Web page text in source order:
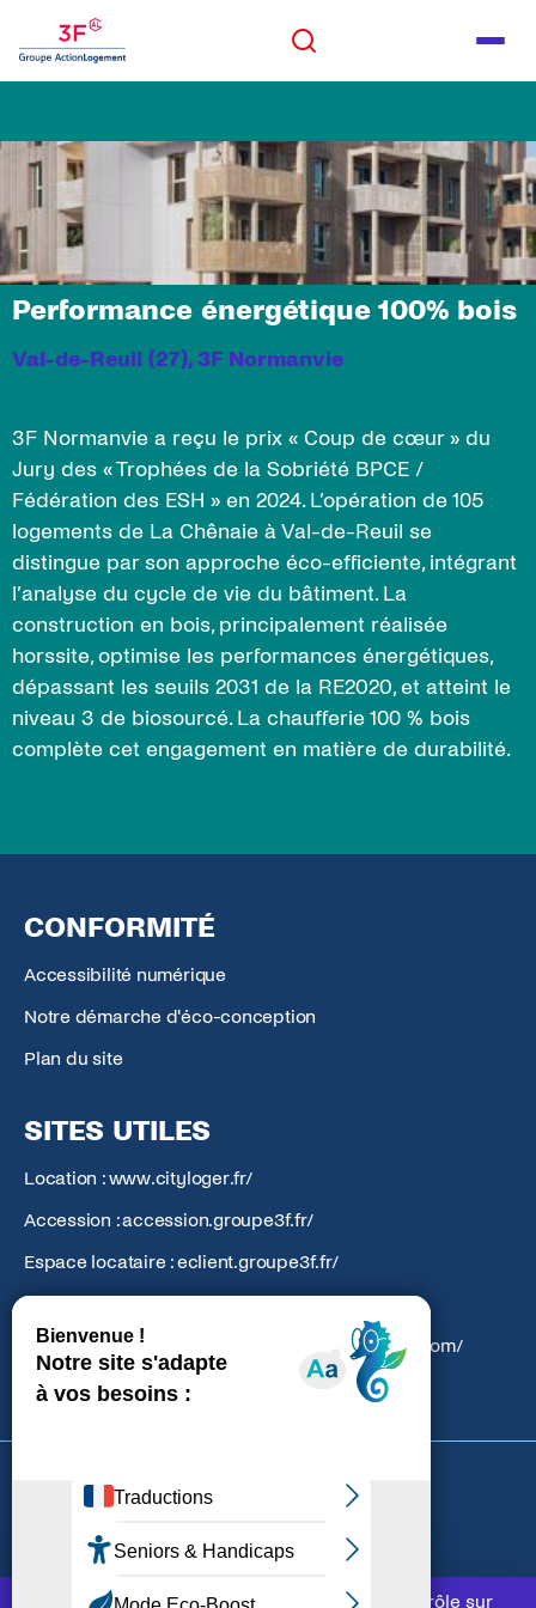
Panneau de gestion des cookies
Ce site utilise des cookies et vous donne le contrôle sur
Rechercher Menu
Rechercher
Performance énergétique 100% bois
Val-de-Reuil (27), 3F Normanvie
3F Normanvie a reçu le prix « Coup de cœur » du
Jury des « Trophées de la Sobriété BPCE /
Fédération des ESH » en 2024. L’opération de 105
logements de La Chênaie à Val-de-Reuil se
distingue par son approche éco-efficiente, intégrant
l’analyse du cycle de vie du bâtiment. La
construction en bois, principalement réalisée
horssite, optimise les performances énergétiques,
dépassant les seuils 2031 de la RE2020, et atteint le
niveau 3 de biosourcé. La chaufferie 100 % bois
complète cet engagement en matière de durabilité.
CONFORMITÉ
Accessibilité numérique
Notre démarche d'éco-conception
Plan du site
SITES UTILES
Location : www.cityloger.fr/
Accession : accession.groupe3f.fr/
Espace locataire : eclient.groupe3f.fr/
Action Logement : groupe.actionlogement.fr/
Atlantic Amenagement : atlantic-amenagement.com/